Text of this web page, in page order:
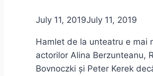
impresii
concert
July 11, 2019July 11, 2019
Hamlet de la unteatru e mai
actorilor Alina Berzunteanu,
Bovnoczki și Peter Kerek